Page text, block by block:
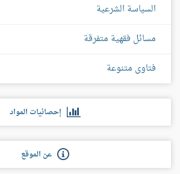
السياسة الشرعية
مسائل فقهية متفرقة
فتاوى متنوعة
إحصائيات المواد
عن الموقع